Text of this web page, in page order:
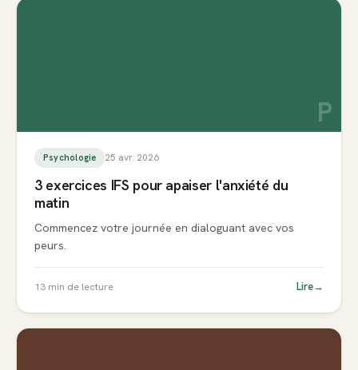
P
Psychologie 25 avr. 2026
3 exercices IFS pour apaiser l'anxiété du
matin
Commencez votre journée en dialoguant avec vos
peurs.
13 min de lecture Lire→